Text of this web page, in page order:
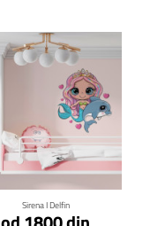
Sirena I Delfin
Klikni za detalje